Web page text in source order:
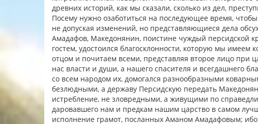
древних историй, как мы сказали, сколько из дел,
Посему нужно озаботиться на последующее время,
не допуская изменений, но представляющиеся дела
Амадафов, Македонянин, поистине чуждый персидской
гостем, удостоился благосклонности, которую мы
отцом и почитаем всеми, представляя второе лицо при
нас власти и души, а нашего спасителя и всегдашнего
со всем народом их, домогался разнообразными
безлюдными, а державу Персидскую передать
истребление, не зловредными, а живущими по
даровавшего нам и предкам нашим царство в самом
исполнение грамот, посланных Аманом Амадафовым;